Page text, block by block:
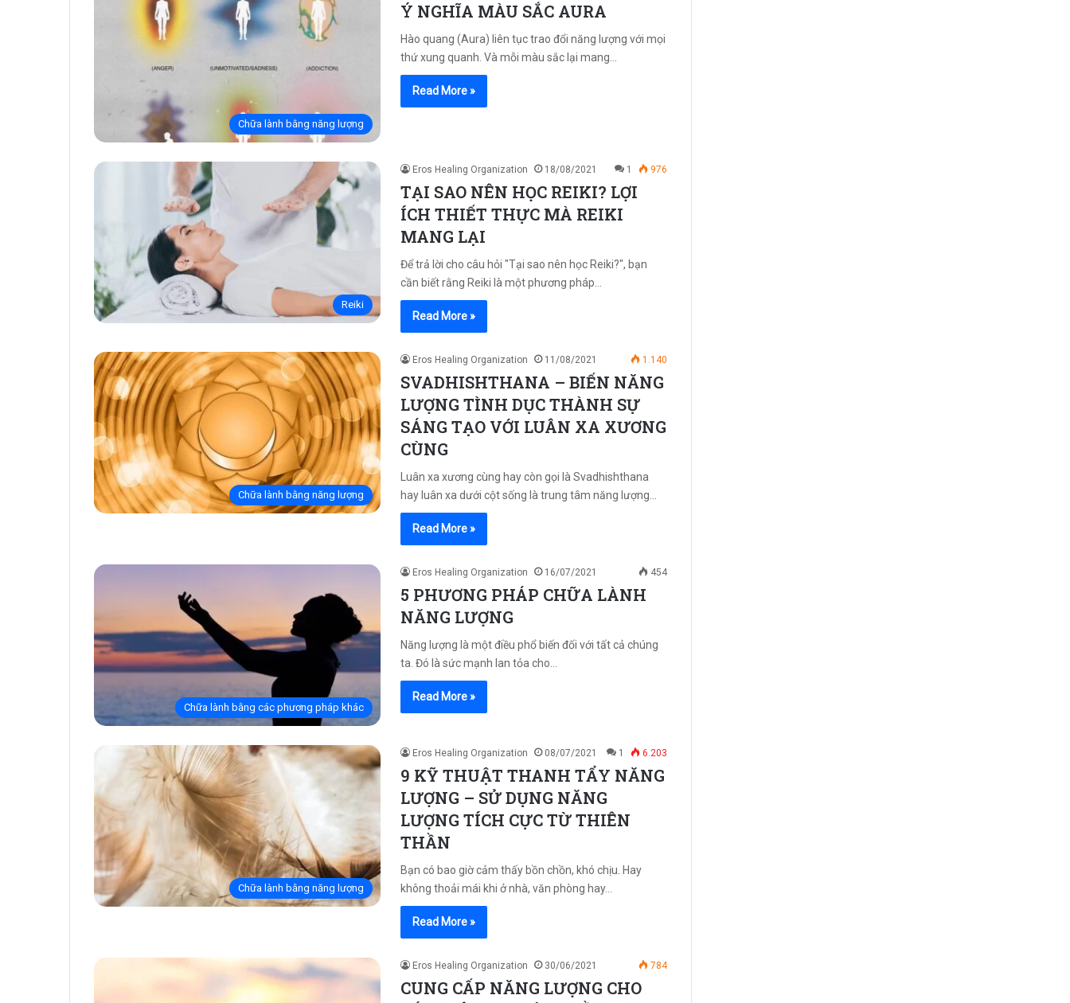
Chữa lành bằng năng lượng
Ý NGHĨA MÀU SẮC AURA
Hào quang (Aura) liên tục trao đổi năng lượng với mọi
thứ xung quanh. Và mỗi màu sắc lại mang…
Read More »
Reiki
Eros Healing Organization 18/08/2021 1 976
TẠI SAO NÊN HỌC REIKI? LỢI
ÍCH THIẾT THỰC MÀ REIKI
MANG LẠI
Để trả lời cho câu hỏi "Tại sao nên học Reiki?", bạn
cần biết rằng Reiki là một phương pháp…
Read More »
Chữa lành bằng năng lượng
Eros Healing Organization 11/08/2021 1.140
SVADHISHTHANA – BIẾN NĂNG
LƯỢNG TÌNH DỤC THÀNH SỰ
SÁNG TẠO VỚI LUÂN XA XƯƠNG
CÙNG
Luân xa xương cùng hay còn gọi là Svadhishthana
hay luân xa dưới cột sống là trung tâm năng lượng…
Read More »
Chữa lành bằng các phương pháp khác
Eros Healing Organization 16/07/2021 454
5 PHƯƠNG PHÁP CHỮA LÀNH
NĂNG LƯỢNG
Năng lượng là một điều phổ biến đối với tất cả chúng
ta. Đó là sức mạnh lan tỏa cho…
Read More »
Chữa lành bằng năng lượng
Eros Healing Organization 08/07/2021 1 6.203
9 KỸ THUẬT THANH TẨY NĂNG
LƯỢNG – SỬ DỤNG NĂNG
LƯỢNG TÍCH CỰC TỪ THIÊN
THẦN
Bạn có bao giờ cảm thấy bồn chồn, khó chịu. Hay
không thoải mái khi ở nhà, văn phòng hay…
Read More »
Eros Healing Organization 30/06/2021 784
CUNG CẤP NĂNG LƯỢNG CHO